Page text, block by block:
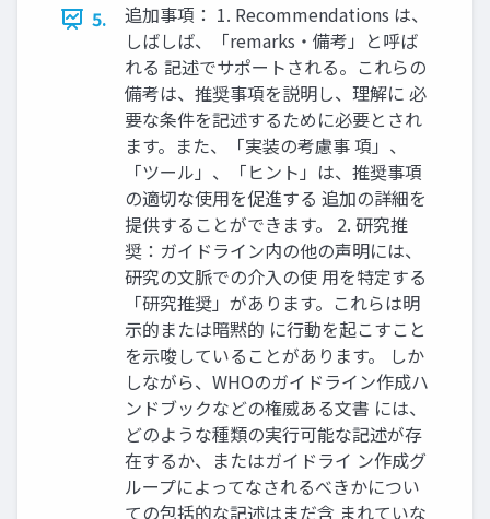
5.
追加事項： 1. Recommendations は、
しばしば、「remarks・備考」と呼ば
れる 記述でサポートされる。これらの
備考は、推奨事項を説明し、理解に 必
要な条件を記述するために必要とされ
ます。また、「実装の考慮事 項」、
「ツール」、「ヒント」は、推奨事項
の適切な使用を促進する 追加の詳細を
提供することができます。 2. 研究推
奨：ガイドライン内の他の声明には、
研究の文脈での介入の使 用を特定する
「研究推奨」があります。これらは明
示的または暗黙的 に行動を起こすこと
を示唆していることがあります。 しか
しながら、WHOのガイドライン作成ハ
ンドブックなどの権威ある文書 には、
どのような種類の実行可能な記述が存
在するか、またはガイドライ ン作成グ
ループによってなされるべきかについ
ての包括的な記述はまだ含 まれていな